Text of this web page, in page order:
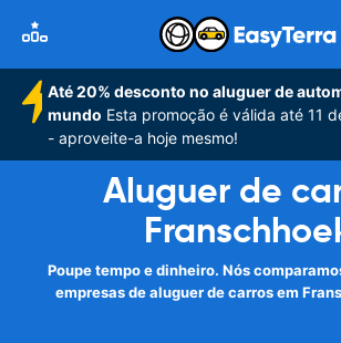
Até 20% desconto no aluguer de
mundo Esta promoção é válida até 11
- aproveite-a hoje mesmo!
Aluguer de
Poupe tempo e dinheiro. Nós
empresas de aluguer de carros em